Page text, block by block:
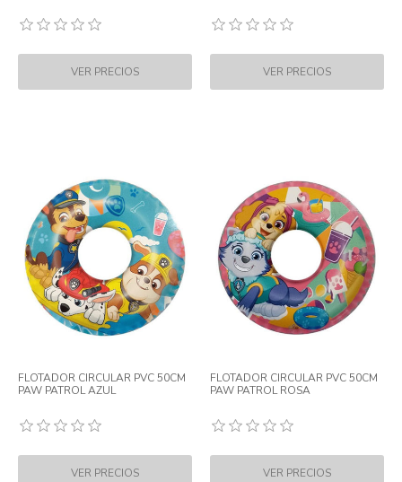
FLOTADOR CIRCULAR PVC 50CM
PAW PATROL AZUL
FLOTADOR CIRCULAR PVC 50CM
PAW PATROL ROSA